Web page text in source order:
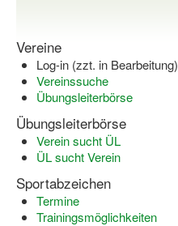
Vereine
Log-in (zzt. in Bearbeitung)
Vereinssuche
Übungsleiterbörse
Übungsleiterbörse
Verein sucht ÜL
ÜL sucht Verein
Sportabzeichen
Termine
Trainingsmöglichkeiten